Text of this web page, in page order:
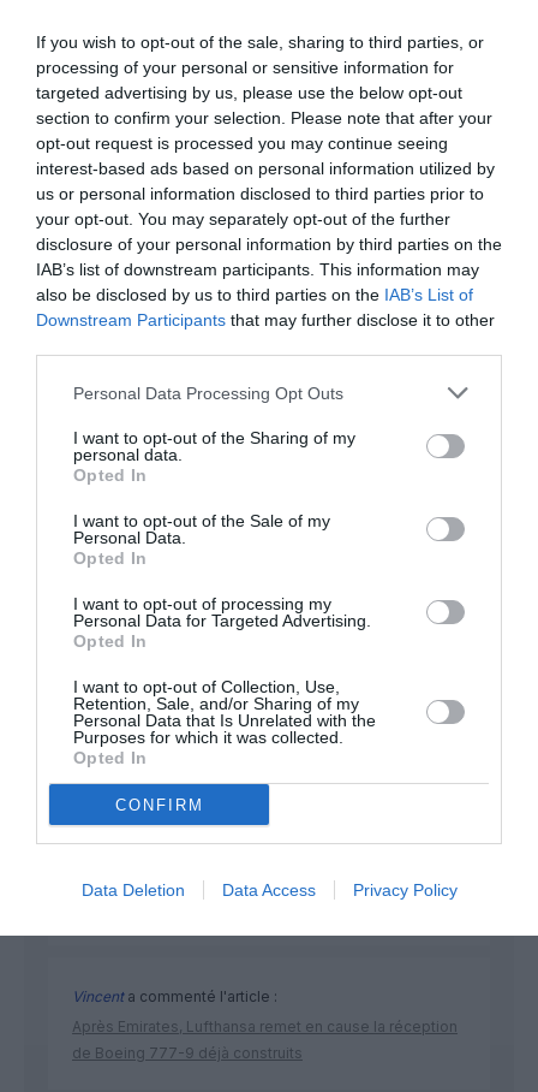
If you wish to opt-out of the sale, sharing to third parties, or
processing of your personal or sensitive information for
targeted advertising by us, please use the below opt-out
section to confirm your selection. Please note that after your
opt-out request is processed you may continue seeing
interest-based ads based on personal information utilized by
us or personal information disclosed to third parties prior to
your opt-out. You may separately opt-out of the further
disclosure of your personal information by third parties on the
IAB’s list of downstream participants. This information may
also be disclosed by us to third parties on the IAB’s List of
Downstream Participants that may further disclose it to other
Personal Data Processing Opt Outs
I want to opt-out of the Sharing of my
personal data.
Opted In
I want to opt-out of the Sale of my
Personal Data.
Opted In
I want to opt-out of processing my
Personal Data for Targeted Advertising.
Opted In
I want to opt-out of Collection, Use,
Retention, Sale, and/or Sharing of my
Personal Data that Is Unrelated with the
Purposes for which it was collected.
Opted In
CONFIRM
Data Deletion Data Access Privacy Policy
FacebookTwitterPinterestLinkedInEmail Print
Aucun commentaire !
LAISSER UN COMMENTAIRE
Appel aux lecteurs !
Soutenez Air Journal participez
à son
DERNIERS COMMENTAIRES
Fiabilité du COMAC C919 : des anomalies signalées
Vincenta commenté l'article :
Après Emirates, Lufthansa remet en cause la réception
de Boeing 777-9 déjà construits